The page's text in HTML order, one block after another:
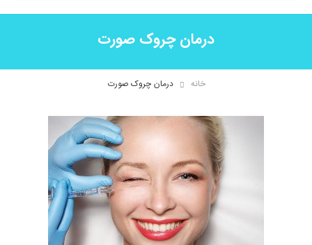
درمان چروک صورت
خانه درمان چروک صورت